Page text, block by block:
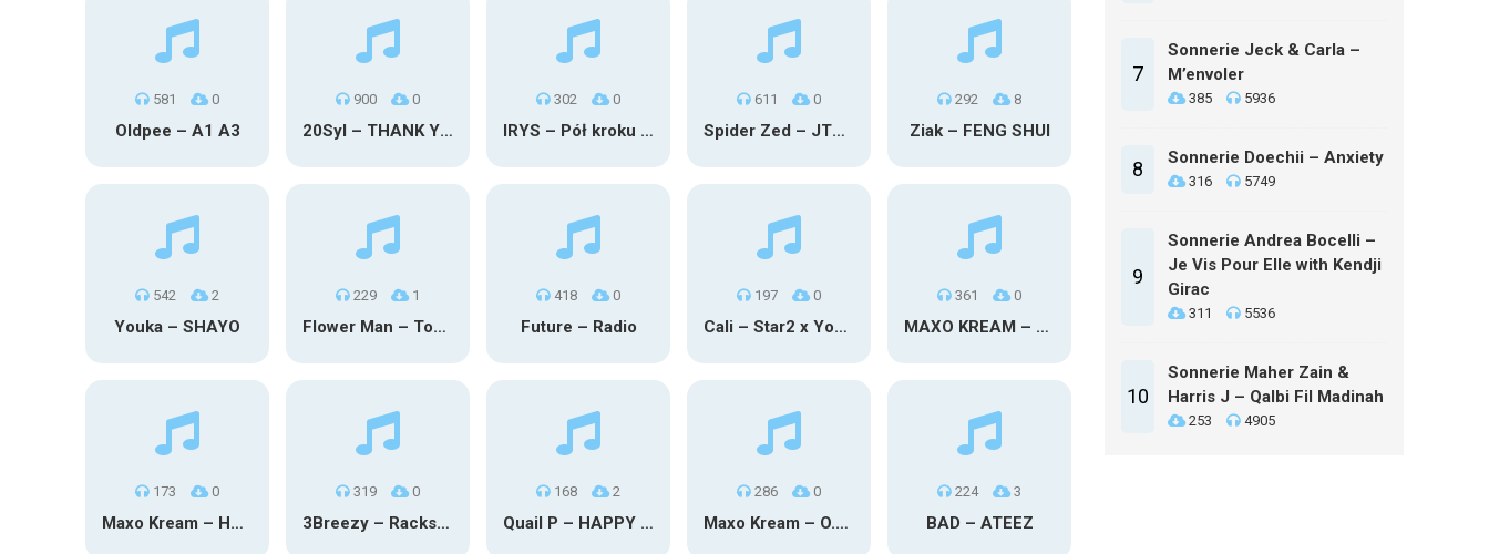
581 0
Oldpee – A1 A3
900 0
20Syl – THANK YOU
302 0
IRYS – Pół kroku stąd
611 0
Spider Zed – JTM OU TG
292 8
Ziak – FENG SHUI
542 2
Youka – SHAYO
229 1
Flower Man – Toby Fox
418 0
Future – Radio
197 0
Cali – Star2 x Young Henny
361 0
MAXO KREAM – 6 MONTHS CLEAN
173 0
Maxo Kream – HOW TF I’M LUCKY
319 0
3Breezy – Racks On You
168 2
Quail P – HAPPY TEARS
286 0
Maxo Kream – O.Y.N
224 3
BAD – ATEEZ
7
Sonnerie Jeck & Carla –
M’envoler
385 5936
8 Sonnerie Doechii – Anxiety
316 5749
9
Sonnerie Andrea Bocelli –
Je Vis Pour Elle with Kendji
Girac
311 5536
10
Sonnerie Maher Zain &
Harris J – Qalbi Fil Madinah
253 4905